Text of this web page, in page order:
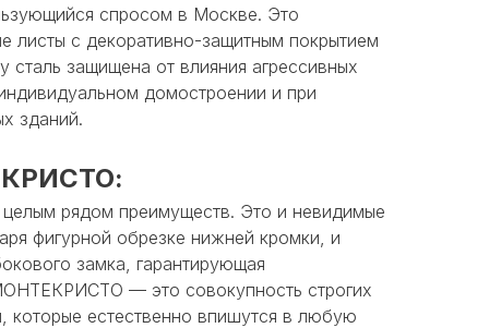
спросом в Москве. Это
листы c декоративно-защитным покрытием
сталь защищена от влияния агрессивных
домостроении и при
зданий.
рядом преимуществ. Это и невидимые
фигурной обрезке нижней кромки, и
замка, гарантирующая
— это совокупность строгих
которые естественно впишутся в любую